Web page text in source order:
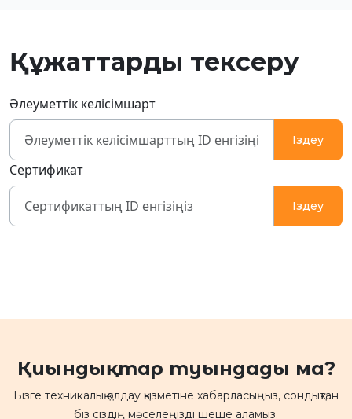
Құжаттарды тексеру
Әлеуметтік келісімшарт
Iздеу
Сертификат
Iздеу
Қиындықтар туындады ма?
Бізге техникалық қолдау қызметіне хабарласыңыз, сондықтан
біз сіздің мәселеңізді шеше аламыз.